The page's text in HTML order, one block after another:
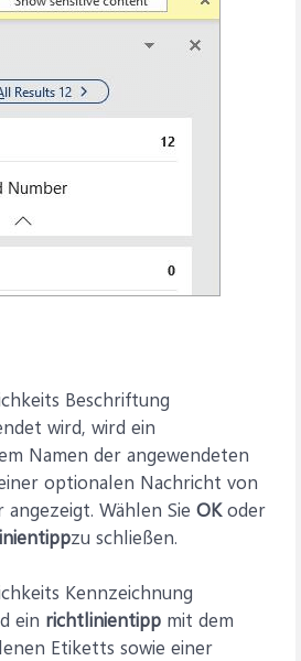
Beschriftung
wird, wird ein
Namen der angewendeten
optionalen Nachricht von
Wählen Sie OKoder
zu schließen.
Kennzeichnung
ein richtlinientipp mit dem
Etiketts sowie einer